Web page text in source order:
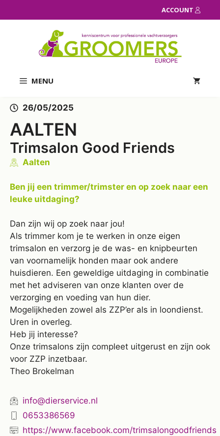
naar
ACCOUNT
MENU
26/05/2025
AALTEN
Trimsalon Good Friends
Aalten
Ben jij een trimmer/trimster en op zoek naar een
leuke uitdaging?
Dan zijn wij op zoek naar jou!
Als trimmer kom je te werken in onze eigen
trimsalon en verzorg je de was- en knipbeurten
van voornamelijk honden maar ook andere
huisdieren. Een geweldige uitdaging in combinatie
met het adviseren van onze klanten over de
verzorging en voeding van hun dier.
Mogelijkheden zowel als ZZP’er als in loondienst.
Uren in overleg.
Heb jij interesse?
Onze trimsalons zijn compleet uitgerust en zijn ook
voor ZZP inzetbaar.
Theo Brokelman
info@dierservice.nl
0653386569
https://www.facebook.com/trimsalongoodfriends